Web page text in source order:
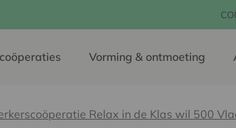
Vorming & ontmoeting
Relax in de Klas wil 500